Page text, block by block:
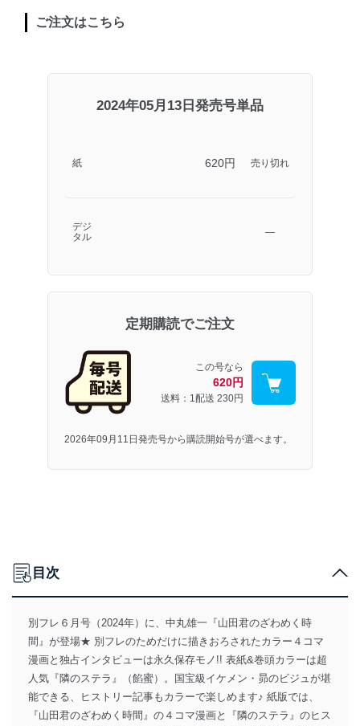
ご注文はこちら
2024年05月13日発売号単品
紙 620円 売り切れ
デジ
タル
―
定期購読でご注文
この号なら
620円
送料：1配送 230円
2026年09月11日発売号から購読開始号が選べます。
目次
別フレ６月号（2024年）に、中丸雄一『山田君のざわめく時
間』が登場★ 別フレのためだけに描きおろされたカラー４コマ
漫画と独占インタビューは永久保存モノ!! 表紙&巻頭カラーは超
人気『隣のステラ』（餡蜜）。国宝級イケメン・昴のビジュが堪
能できる、ヒストリー記事もカラーで楽しめます♪ 紙版では、
『山田君のざわめく時間』の４コマ漫画と『隣のステラ』のヒス